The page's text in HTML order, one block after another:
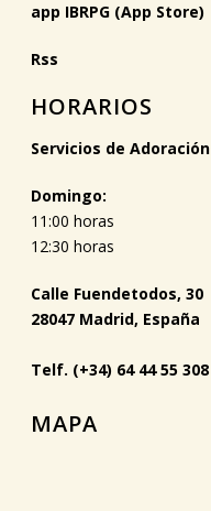
app IBRPG (App Store)
Rss
HORARIOS
Servicios de Adoración
Domingo:
11:00 horas
12:30 horas
Calle Fuendetodos, 30
28047 Madrid, España
Telf. (+34) 64 44 55 308
MAPA